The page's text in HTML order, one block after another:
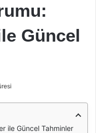
Güncel
ile Güncel Tahminler